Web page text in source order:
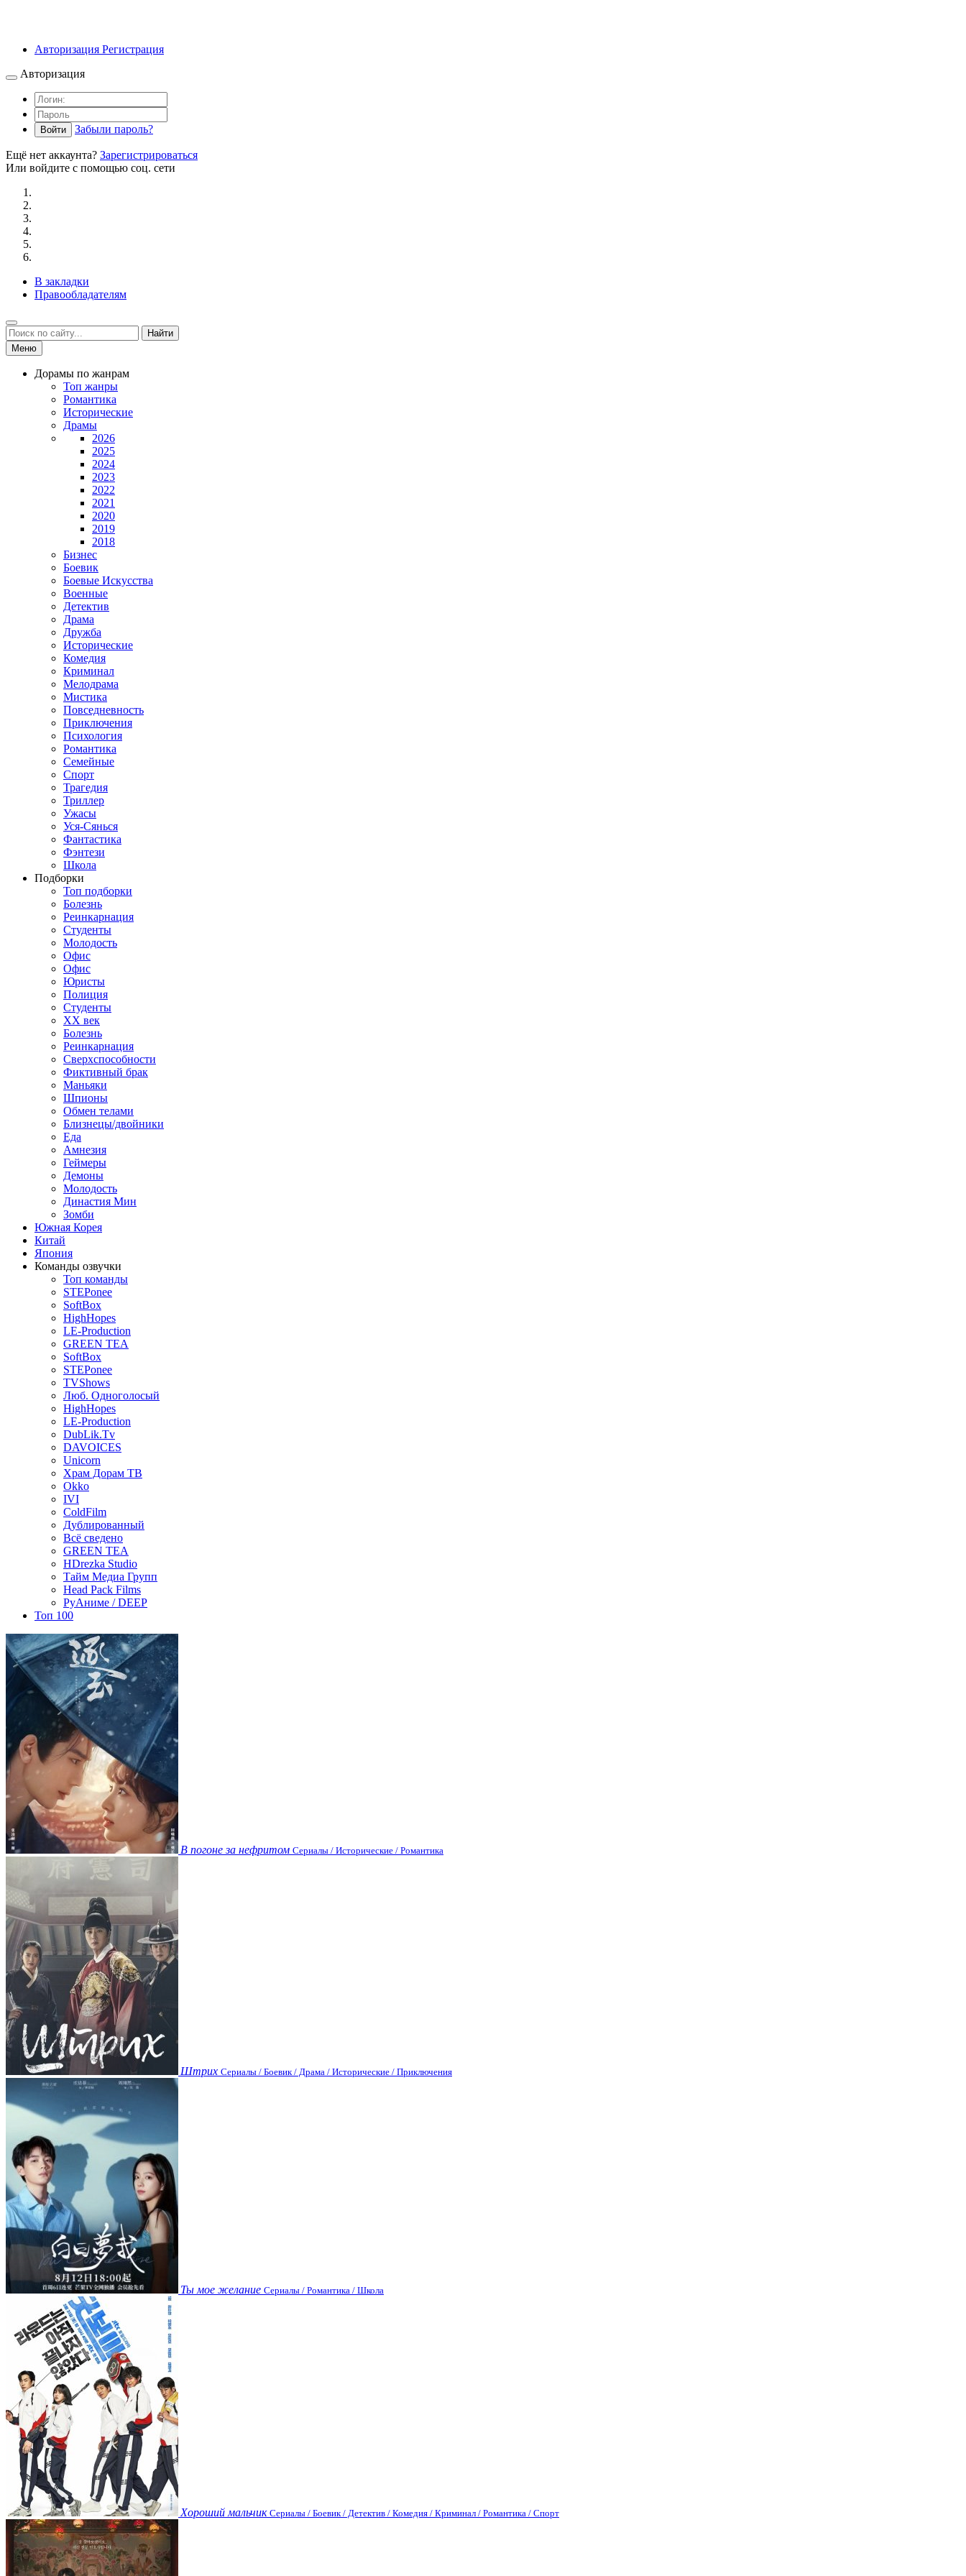
Авторизация Регистрация
Авторизация
Войти Забыли пароль?
Ещё нет аккаунта? Зарегистрироваться
Или войдите с помощью соц. сети
В закладки
Правообладателям
Найти
Меню
Дорамы по жанрам
Топ жанры
Романтика
Исторические
Драмы
2026
2025
2024
2023
2022
2021
2020
2019
2018
Бизнес
Боевик
Боевые Искусства
Военные
Детектив
Драма
Дружба
Исторические
Комедия
Криминал
Мелодрама
Мистика
Повседневность
Приключения
Психология
Романтика
Семейные
Спорт
Трагедия
Триллер
Ужасы
Уся-Сянься
Фантастика
Фэнтези
Школа
Подборки
Топ подборки
Болезнь
Реинкарнация
Студенты
Молодость
Офис
Офис
Юристы
Полиция
Студенты
ХХ век
Болезнь
Реинкарнация
Сверхспособности
Фиктивный брак
Маньяки
Шпионы
Обмен телами
Близнецы/двойники
Еда
Амнезия
Геймеры
Демоны
Молодость
Династия Мин
Зомби
Южная Корея
Китай
Япония
Команды озвучки
Топ команды
STEPonee
SoftBox
HighHopes
LE-Production
GREEN TEA
SoftBox
STEPonee
TVShows
Люб. Одноголосый
HighHopes
LE-Production
DubLik.Tv
DAVOICES
Unicorn
Храм Дорам ТВ
Okko
IVI
ColdFilm
Дублированный
Всё сведено
GREEN TEA
HDrezka Studio
Тайм Медиа Групп
Head Pack Films
РуАниме / DEEP
Топ 100
В погоне за нефритом Сериалы / Исторические / Романтика
Штрих Сериалы / Боевик / Драма / Исторические / Приключения
Ты мое желание Сериалы / Романтика / Школа
Хороший мальчик Сериалы / Боевик / Детектив / Комедия / Криминал / Романтика / Спорт